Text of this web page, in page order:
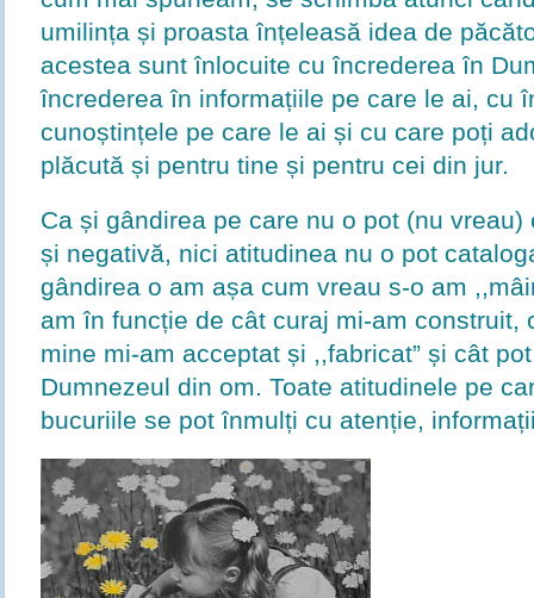
umilința și proasta înțeleasă idea de
acestea sunt înlocuite cu încrederea în
încrederea în informațiile pe care le ai, cu
cunoștințele pe care le ai și cu care poți
plăcută și pentru tine și pentru cei din jur.
Ca și gândirea pe care nu o pot (nu
și negativă, nici atitudinea nu o pot
gândirea o am așa cum vreau s-o am
am în funcție de cât curaj mi-am construit,
mine mi-am acceptat și ,,fabricat” și cât
Dumnezeul din om. Toate atitudinele pe
bucuriile se pot înmulți cu atenție,